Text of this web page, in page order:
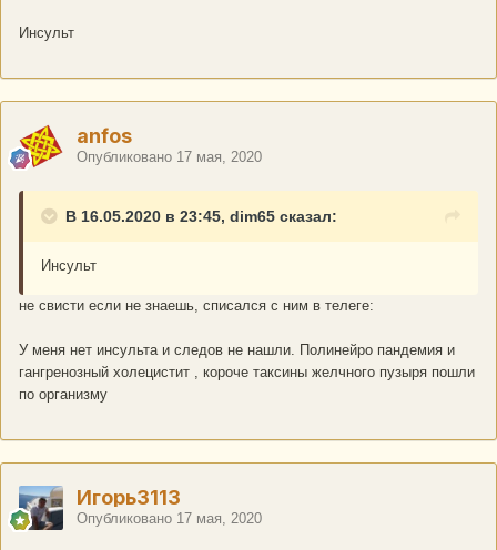
Инсульт
anfos
Опубликовано 17 мая, 2020
В 16.05.2020 в 23:45, dim65 сказал:
Инсульт
не свисти если не знаешь, списался с ним в телеге:
У меня нет инсульта и следов не нашли. Полинейро пандемия и
гангренозный холецистит , короче таксины желчного пузыря пошли
по организму
Игорь3113
Опубликовано 17 мая, 2020